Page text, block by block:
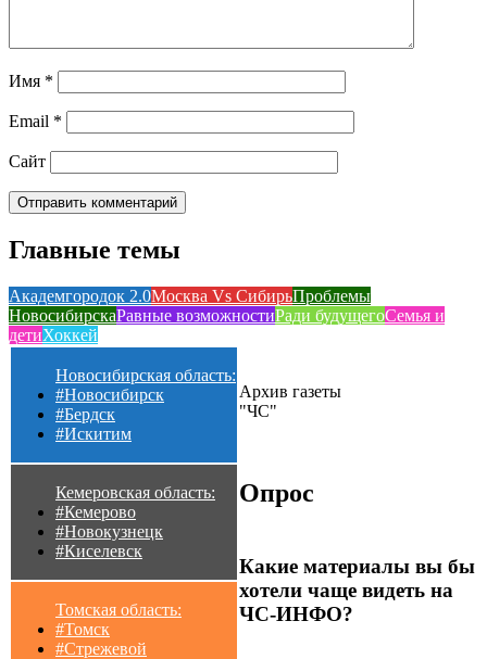
Имя *
Email *
Сайт
Главные темы
Академгородок 2.0Москва Vs СибирьПроблемы
НовосибирскаРавные возможностиРади будущегоСемья и
детиХоккей
Новосибирская область:
#Новосибирск
#Бердск
#Искитим
Кемеровская область:
#Кемерово
#Новокузнецк
#Киселевск
Томская область:
#Томск
#Стрежевой
Архив газеты
"ЧС"
Опрос
Какие материалы вы бы
хотели чаще видеть на
ЧС-ИНФО?